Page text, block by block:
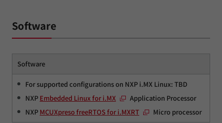
Software
Software
For supported configurations on NXP i.MX Linux: TBD
NXP Embedded Linux for i.MX
Application Processor
NXP MCUXpreso freeRTOS for i.MXRT Micro processor